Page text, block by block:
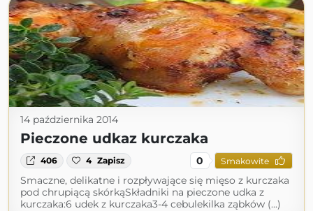
14 października 2014
Pieczone udkaz kurczaka
406 4 Zapisz 0 Smakowite
Smaczne, delikatne i rozpływające się mięso z kurczaka
pod chrupiącą skórkąSkładniki na pieczone udka z
kurczaka:6 udek z kurczaka3-4 cebulekilka ząbków (...)